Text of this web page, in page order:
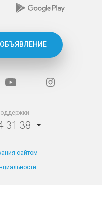
31 38
сайтом